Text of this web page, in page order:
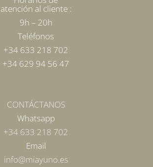
atención al cliente :
9h – 20h
Teléfonos
+34 633 218 702
+34 629 94 56 47
CONTÁCTANOS
Whatsapp
+34 633 218 702
Email
info@miayuno.es